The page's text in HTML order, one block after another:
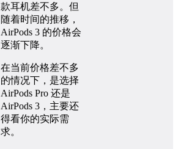
款耳机差不多。但
随着时间的推移，
AirPods 3 的价格会
逐渐下降。
在当前价格差不多
的情况下，是选择
AirPods Pro 还是
AirPods 3，主要还
得看你的实际需
求。